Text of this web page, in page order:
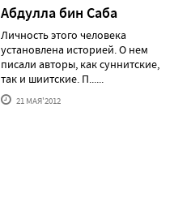
Абдулла бин Саба
Личность этого человека
установлена историей. О нем
писали авторы, как суннитские,
так и шиитские. П......
21 МАЯ'2012